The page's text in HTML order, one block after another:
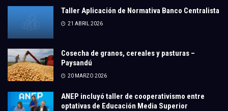
Taller Aplicación de Normativa Banco Centralista
21 ABRIL 2026
Cosecha de granos, cereales y pasturas –
Paysandú
20 MARZO 2026
ANEP incluyó taller de cooperativismo entre
optativas de Educación Media Superior